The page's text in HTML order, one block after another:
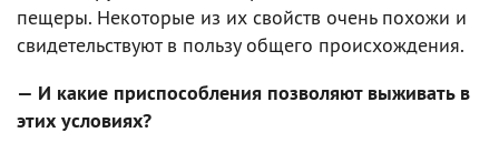
пещеры. Некоторые из их свойств очень похожи и
свидетельствуют в пользу общего происхождения.
— И какие приспособления позволяют выживать в
этих условиях?